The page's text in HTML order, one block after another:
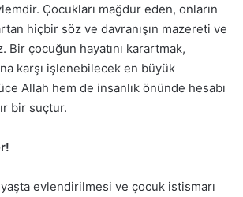
Çocukları mağdur eden, onların
hiçbir söz ve davranışın mazereti ve
Bir çocuğun hayatını karartmak,
karşı işlenebilecek en büyük
Allah hem de insanlık önünde hesabı
bir suçtur.
evlendirilmesi ve çocuk istismarı